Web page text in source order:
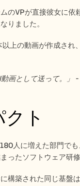
のVPが直接彼女に
りました。
上の動画が作成され
画として送って。」
ト
人に増えた部門で
ったソフトウェア研
構築された同じ基盤